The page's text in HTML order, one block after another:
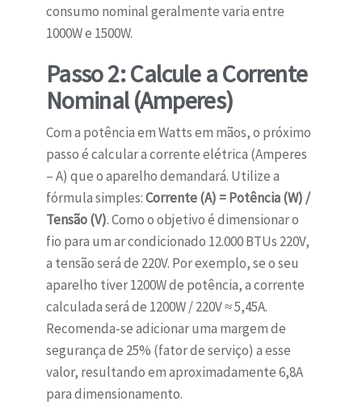
consumo nominal geralmente varia entre
1000W e 1500W.
Passo 2: Calcule a Corrente
Nominal (Amperes)
Com a potência em Watts em mãos, o próximo
passo é calcular a corrente elétrica (Amperes
– A) que o aparelho demandará. Utilize a
fórmula simples:Corrente (A) = Potência (W) /
Tensão (V). Como o objetivo é dimensionar o
fio para um ar condicionado 12.000 BTUs 220V,
a tensão será de 220V. Por exemplo, se o seu
aparelho tiver 1200W de potência, a corrente
calculada será de 1200W / 220V ≈ 5,45A.
Recomenda-se adicionar uma margem de
segurança de 25% (fator de serviço) a esse
valor, resultando em aproximadamente 6,8A
para dimensionamento.